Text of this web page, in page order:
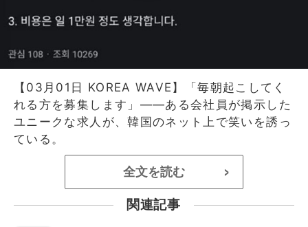
【03月01日 KOREA WAVE】「毎朝起こしてく
れる方を募集します」――ある会社員が掲示した
ユニークな求人が、韓国のネット上で笑いを誘っ
ている。
全文を読む >
関連記事